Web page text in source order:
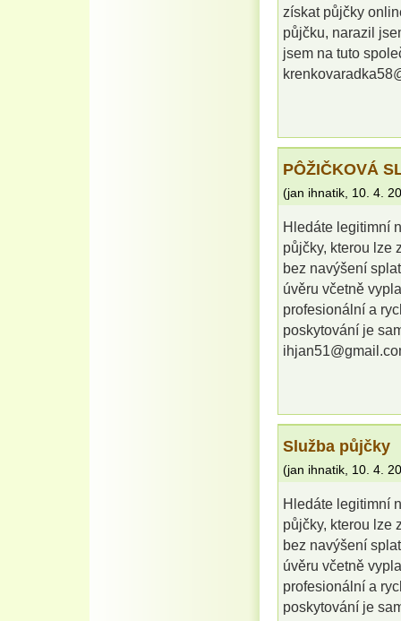
získat půjčky
půjčku, narazil
jsem na tuto
PÔŽIČKOVÁ
(jan ihnatik 10. 4.
Hledáte legitimní
půjčky, kterou lze
bez navýšení
úvěru včetně
profesionální a
poskytování je
Služba půjčky
(jan ihnatik 10. 4.
Hledáte legitimní
půjčky, kterou lze
bez navýšení
úvěru včetně
profesionální a
poskytování je